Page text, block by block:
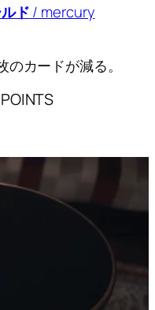
ド/ mercury
カードが減る。